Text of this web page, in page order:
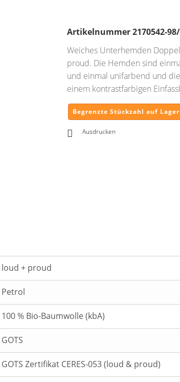
Artikelnummer2170542-
Weiches Unterhemden
proud. Die Hemden sind
und einmal unifarbend und
einem kontrastfarbigen
Begrenzte Stückzahl auf Lager
Ausdrucken
loud + proud
Petrol
100 % Bio-Baumwolle (kbA)
GOTS
GOTS Zertifikat CERES-053 (loud & proud)